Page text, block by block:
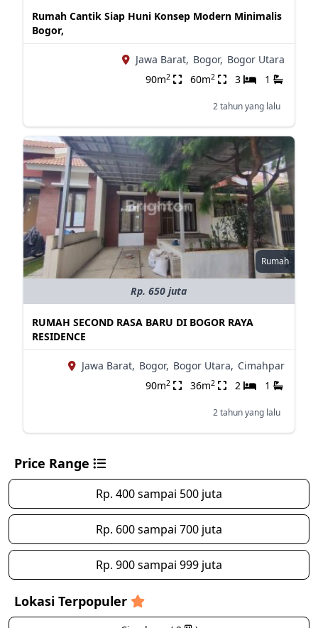
Rumah Cantik Siap Huni Konsep Modern Minimalis
Bogor,
Jawa Barat, Bogor, Bogor Utara
90m2 60m2 3 1
2 tahun yang lalu
Rumah
Rp. 650 juta
RUMAH SECOND RASA BARU DI BOGOR RAYA
RESIDENCE
Jawa Barat, Bogor, Bogor Utara, Cimahpar
90m2 36m2 2 1
2 tahun yang lalu
Price Range
Rp. 400 sampai 500 juta
Rp. 600 sampai 700 juta
Rp. 900 sampai 999 juta
Lokasi Terpopuler